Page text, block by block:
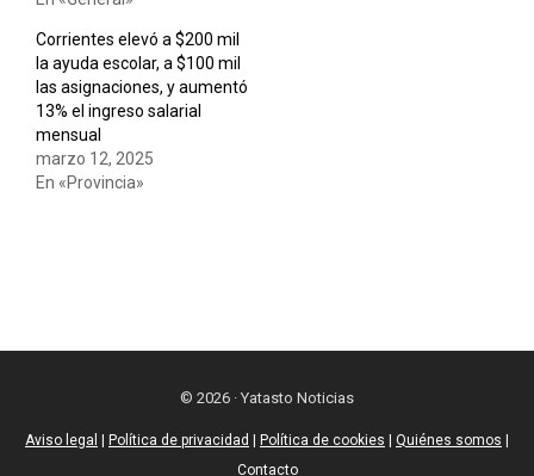
Corrientes elevó a $200 mil
la ayuda escolar, a $100 mil
las asignaciones, y aumentó
13% el ingreso salarial
mensual
marzo 12, 2025
En «Provincia»
© 2026 · Yatasto Noticias
Aviso legal Política de privacidad Política de cookies Quiénes somos
Contacto